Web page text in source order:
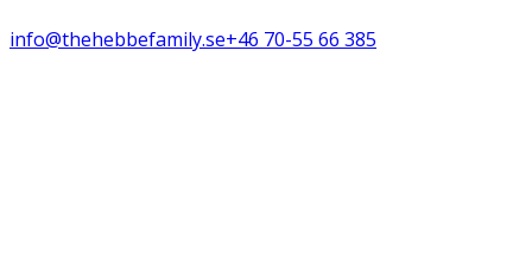
info@thehebbefamily.se+46 70-55 66 385